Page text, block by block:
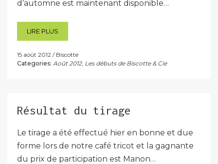
d’automne est maintenant disponible…
LIRE PLUS
15 août 2012
Biscotte
Categories: Août 2012, Les débuts de Biscotte & Cie
Résultat du tirage
Le tirage a été effectué hier en bonne et due
forme lors de notre café tricot et la gagnante
du prix de participation est Manon…